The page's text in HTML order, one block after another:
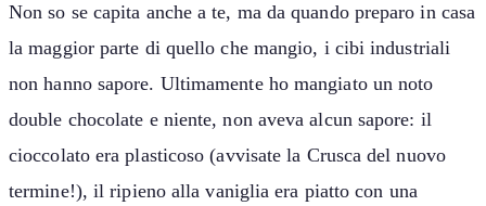
Non so se capita anche a te, ma da quando preparo in casa
la maggior parte di quello che mangio, i cibi industriali
non hanno sapore. Ultimamente ho mangiato un noto
double chocolate e niente, non aveva alcun sapore: il
cioccolato era plasticoso (avvisate la Crusca del nuovo
termine!), il ripieno alla vaniglia era piatto con una